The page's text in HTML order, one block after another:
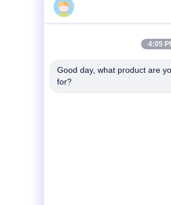
4:05
Good day, what product are
for?